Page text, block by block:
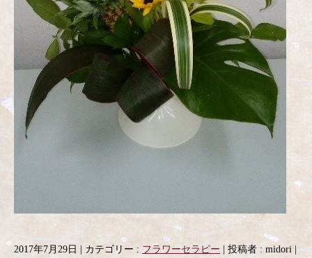
2017年7月29日 カテゴリー : フラワーセラピー 投稿者 : midori